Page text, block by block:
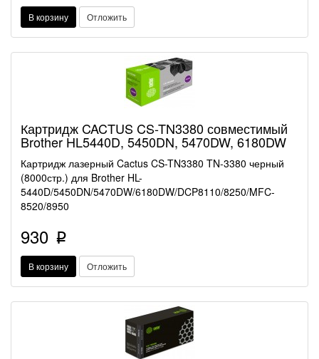
В корзину Отложить
Картридж CACTUS CS-TN3380 совместимый
Brother HL5440D, 5450DN, 5470DW, 6180DW
Картридж лазерный Cactus CS-TN3380 TN-3380 черный
(8000стр.) для Brother HL-
5440D/5450DN/5470DW/6180DW/DCP8110/8250/MFC-
8520/8950
930 p
В корзину Отложить